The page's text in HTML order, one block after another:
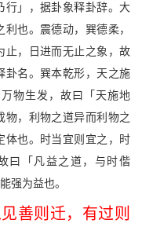
行」，据卦象释卦辞。大
也。震德动，巽德柔，
止，日进而无止之象，故
卦名。巽本乾形，天之施
物生发，故曰「天施地
物，利物之道异而利物之
体也。时当宜则宜之，时
曰「凡益之道，与时偕
强为益也。
善则迁，有过则